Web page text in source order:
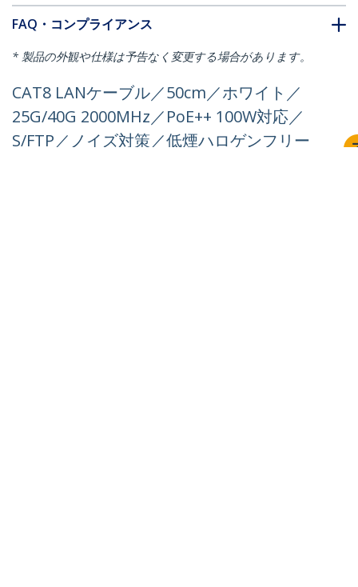
FAQ・コンプライアンス
* 製品の外観や仕様は予告なく変更する場合があります。
CAT8 LANケーブル／50cm／ホワイト／
25G/40G 2000MHz／PoE++ 100W対応／
S/FTP／ノイズ対策／低煙ハロゲンフリー